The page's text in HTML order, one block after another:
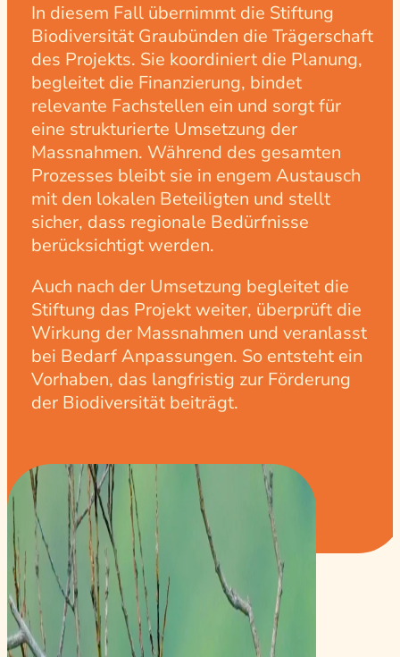
In diesem Fall übernimmt die Stiftung
Biodiversität Graubünden die Trägerschaft
des Projekts. Sie koordiniert die Planung,
begleitet die Finanzierung, bindet
relevante Fachstellen ein und sorgt für
eine strukturierte Umsetzung der
Massnahmen. Während des gesamten
Prozesses bleibt sie in engem Austausch
mit den lokalen Beteiligten und stellt
sicher, dass regionale Bedürfnisse
berücksichtigt werden.
Auch nach der Umsetzung begleitet die
Stiftung das Projekt weiter, überprüft die
Wirkung der Massnahmen und veranlasst
bei Bedarf Anpassungen. So entsteht ein
Vorhaben, das langfristig zur Förderung
der Biodiversität beiträgt.